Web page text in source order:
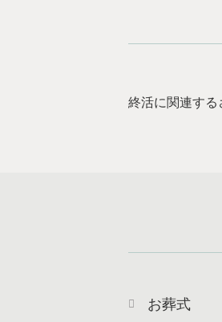
終活に関連する
お葬式